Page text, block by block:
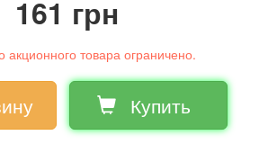
161 грн
акционного товара ограничено.
Купить